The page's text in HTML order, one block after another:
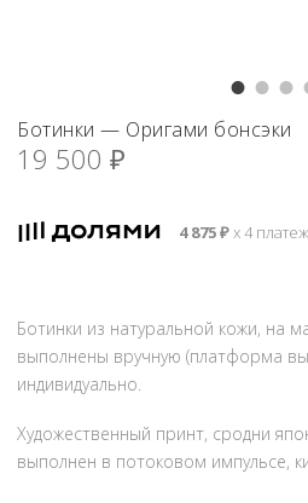
Ботинки — Оригами бонсэки
19 500 ₽
4 875₽х 4
Ботинки из натуральной кожи, на
выполнены вручную (платформа
индивидуально.
Художественный принт, сродни
выполнен в потоковом импульсе,